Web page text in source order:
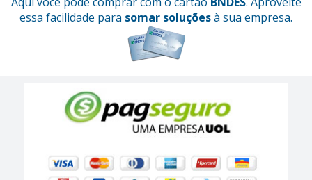
essa facilidade para somar soluçõesà sua empresa.